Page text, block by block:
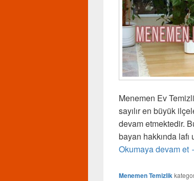
Menemen Ev
sayılır en büyük
devam etmektedir.
bayan hakkında
Okumaya devam et
Menemen Temizlik